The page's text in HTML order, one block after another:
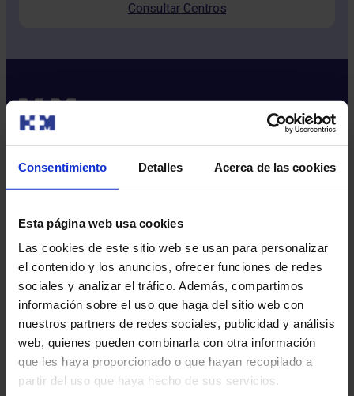
Consentimiento Detalles Acerca de las cookies
Esta página web usa cookies
Las cookies de este sitio web se usan para personalizar
el contenido y los anuncios, ofrecer funciones de redes
sociales y analizar el tráfico. Además, compartimos
información sobre el uso que haga del sitio web con
nuestros partners de redes sociales, publicidad y análisis
web, quienes pueden combinarla con otra información
que les haya proporcionado o que hayan recopilado a
partir del uso que haya hecho de sus servicios.
Consultar Centros
Excelencia y calidad​
Trabaja con nosotros​
Rincón del accionista​
Más HM Hospitales
Fundación HM​
Centro Universitario CUHMED​
Instituto HM Hospitales​